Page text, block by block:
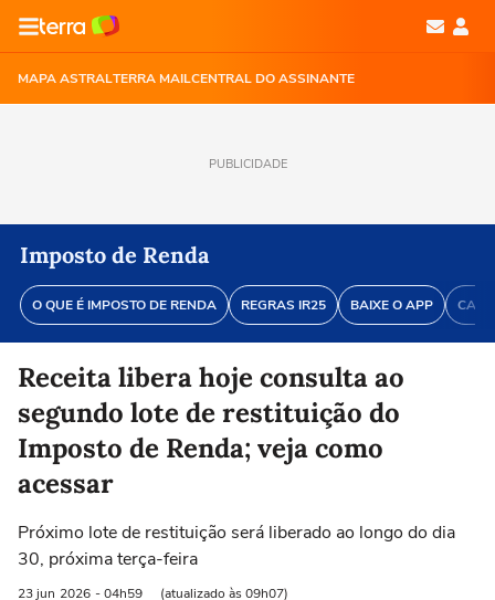
MAPA ASTRALTERRA MAILCENTRAL DO ASSINANTE
PUBLICIDADE
Imposto de Renda
O QUE É IMPOSTO DE RENDA REGRAS IR25 BAIXE O APP
Receita libera hoje consulta ao
segundo lote de restituição do
Imposto de Renda; veja como
acessar
Próximo lote de restituição será liberado ao longo do dia
30, próxima terça-feira
23 jun 2026 - 04h59 (atualizado às 09h07)